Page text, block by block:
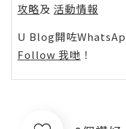
攻略及 活動情報
U Blog開咗
Follow 我哋 ！